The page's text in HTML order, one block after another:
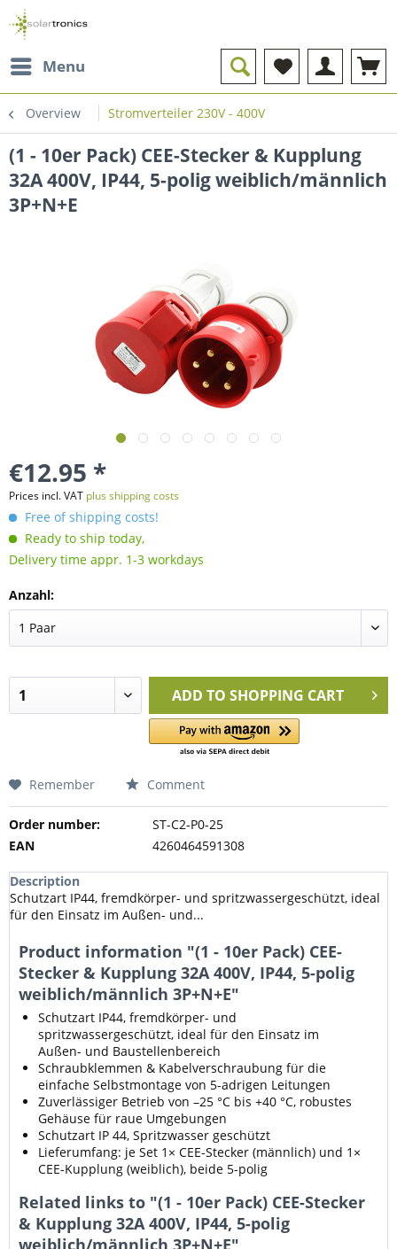
Menu
Overview Stromverteiler 230V - 400V
(1 - 10er Pack) CEE-Stecker & Kupplung
32A 400V, IP44, 5-polig weiblich/männlich
3P+N+E
€12.95 *
Prices incl. VAT plus shipping costs
Free of shipping costs!
Ready to ship today,
Delivery time appr. 1-3 workdays
Anzahl:
ADD TO SHOPPING CART
Remember Comment
Order number:
ST-C2-P0-25
EAN
4260464591308
Description
Schutzart IP44, fremdkörper- und spritzwassergeschützt, ideal
für den Einsatz im Außen- und...
Product information "(1 - 10er Pack) CEE-
Stecker & Kupplung 32A 400V, IP44, 5-polig
weiblich/männlich 3P+N+E"
Schutzart IP44, fremdkörper- und
spritzwassergeschützt, ideal für den Einsatz im
Außen- und Baustellenbereich
Schraubklemmen & Kabelverschraubung für die
einfache Selbstmontage von 5-adrigen Leitungen
Zuverlässiger Betrieb von –25 °C bis +40 °C, robustes
Gehäuse für raue Umgebungen
Schutzart IP 44, Spritzwasser geschützt
Lieferumfang: je Set 1× CEE-Stecker (männlich) und 1×
CEE-Kupplung (weiblich), beide 5-polig
Related links to "(1 - 10er Pack) CEE-Stecker
& Kupplung 32A 400V, IP44, 5-polig
weiblich/männlich 3P+N+E"